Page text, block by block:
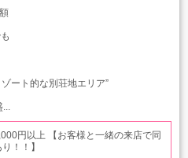
ート的な別荘地エリア”
...
円以上 【お客様と一緒の来店で同
！！】